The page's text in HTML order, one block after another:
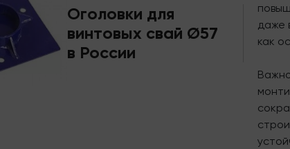
Оголовки для
винтовых свай Ø57
в России
даже
как